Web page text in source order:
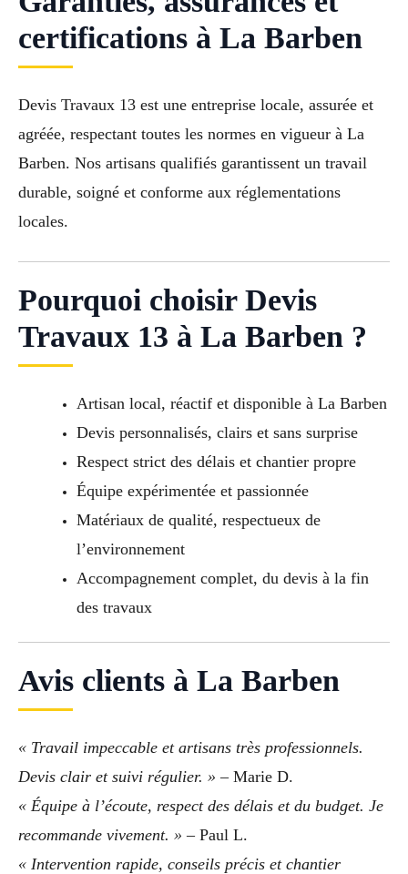
certifications à La Barben
Devis Travaux 13 est une entreprise locale, assurée et
agréée, respectant toutes les normes en vigueur à La
Barben. Nos artisans qualifiés garantissent un travail
durable, soigné et conforme aux réglementations
locales.
Pourquoi choisir Devis
Travaux 13 à La Barben ?
Artisan local, réactif et disponible à La Barben
Devis personnalisés, clairs et sans surprise
Respect strict des délais et chantier propre
Équipe expérimentée et passionnée
Matériaux de qualité, respectueux de
l’environnement
Accompagnement complet, du devis à la fin
des travaux
Avis clients à La Barben
« Travail impeccable et artisans très professionnels.
Devis clair et suivi régulier. » – Marie D.
« Équipe à l’écoute, respect des délais et du budget. Je
recommande vivement. » – Paul L.
« Intervention rapide, conseils précis et chantier